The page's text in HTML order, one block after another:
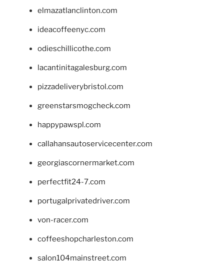
elmazatlanclinton.com
ideacoffeenyc.com
odieschillicothe.com
lacantinitagalesburg.com
pizzadeliverybristol.com
greenstarsmogcheck.com
happypawspl.com
callahansautoservicecenter.com
georgiascornermarket.com
perfectfit24-7.com
portugalprivatedriver.com
von-racer.com
coffeeshopcharleston.com
salon104mainstreet.com